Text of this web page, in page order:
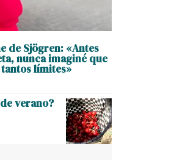
de Sjögren: «Antes
nunca imaginé que
límites»
verano?